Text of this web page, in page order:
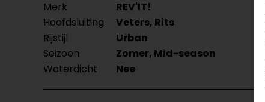
Merk
REV'IT!
Hoofdsluiting
Veters, Rits
Rijstijl
Urban
Seizoen
Zomer, Mid-season
Waterdicht
Nee